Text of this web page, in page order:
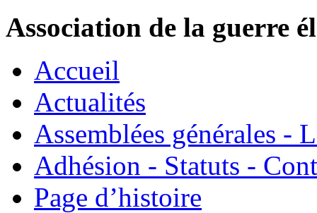
Association de la guerre
Accueil
Actualités
Assemblées générales -
Adhésion - Statuts -
Page d’histoire